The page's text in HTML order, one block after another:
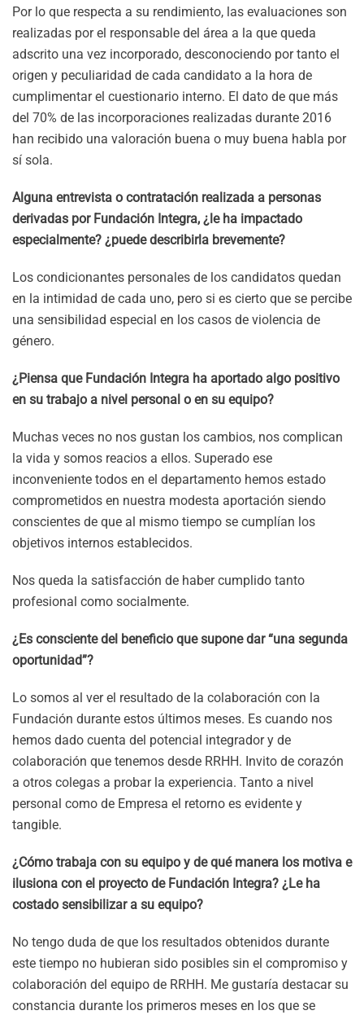
Por lo que respecta a su rendimiento, las evaluaciones son
realizadas por el responsable del área a la que queda
adscrito una vez incorporado, desconociendo por tanto el
origen y peculiaridad de cada candidato a la hora de
cumplimentar el cuestionario interno. El dato de que más
del 70% de las incorporaciones realizadas durante 2016
han recibido una valoración buena o muy buena habla por
sí sola.
Alguna entrevista o contratación realizada a personas
derivadas por Fundación Integra, ¿le ha impactado
especialmente? ¿puede describirla brevemente?
Los condicionantes personales de los candidatos quedan
en la intimidad de cada uno, pero si es cierto que se percibe
una sensibilidad especial en los casos de violencia de
género.
¿Piensa que Fundación Integra ha aportado algo positivo
en su trabajo a nivel personal o en su equipo?
Muchas veces no nos gustan los cambios, nos complican
la vida y somos reacios a ellos. Superado ese
inconveniente todos en el departamento hemos estado
comprometidos en nuestra modesta aportación siendo
conscientes de que al mismo tiempo se cumplían los
objetivos internos establecidos.
Nos queda la satisfacción de haber cumplido tanto
profesional como socialmente.
¿Es consciente del beneficio que supone dar “una segunda
oportunidad”?
Lo somos al ver el resultado de la colaboración con la
Fundación durante estos últimos meses. Es cuando nos
hemos dado cuenta del potencial integrador y de
colaboración que tenemos desde RRHH. Invito de corazón
a otros colegas a probar la experiencia. Tanto a nivel
personal como de Empresa el retorno es evidente y
tangible.
¿Cómo trabaja con su equipo y de qué manera los motiva e
ilusiona con el proyecto de Fundación Integra? ¿Le ha
costado sensibilizar a su equipo?
No tengo duda de que los resultados obtenidos durante
este tiempo no hubieran sido posibles sin el compromiso y
colaboración del equipo de RRHH. Me gustaría destacar su
constancia durante los primeros meses en los que se